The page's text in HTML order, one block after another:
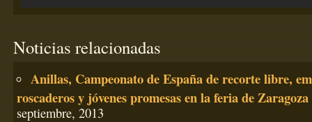
Noticias relacionadas
Anillas, Campeonato de España de recorte libre,
roscaderos y jóvenes promesas en la feria de Zaragoza
septiembre, 2013